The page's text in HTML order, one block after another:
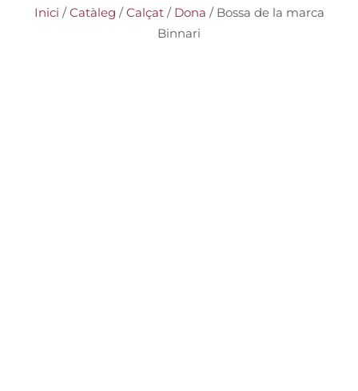
Inici /Catàleg /Calçat/ Dona / Bossa de la marca
Binnari